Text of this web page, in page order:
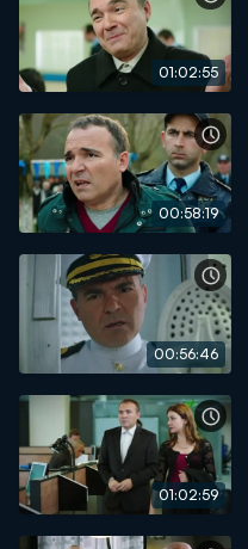
01:02:55
00:58:19
00:56:46
01:02:59